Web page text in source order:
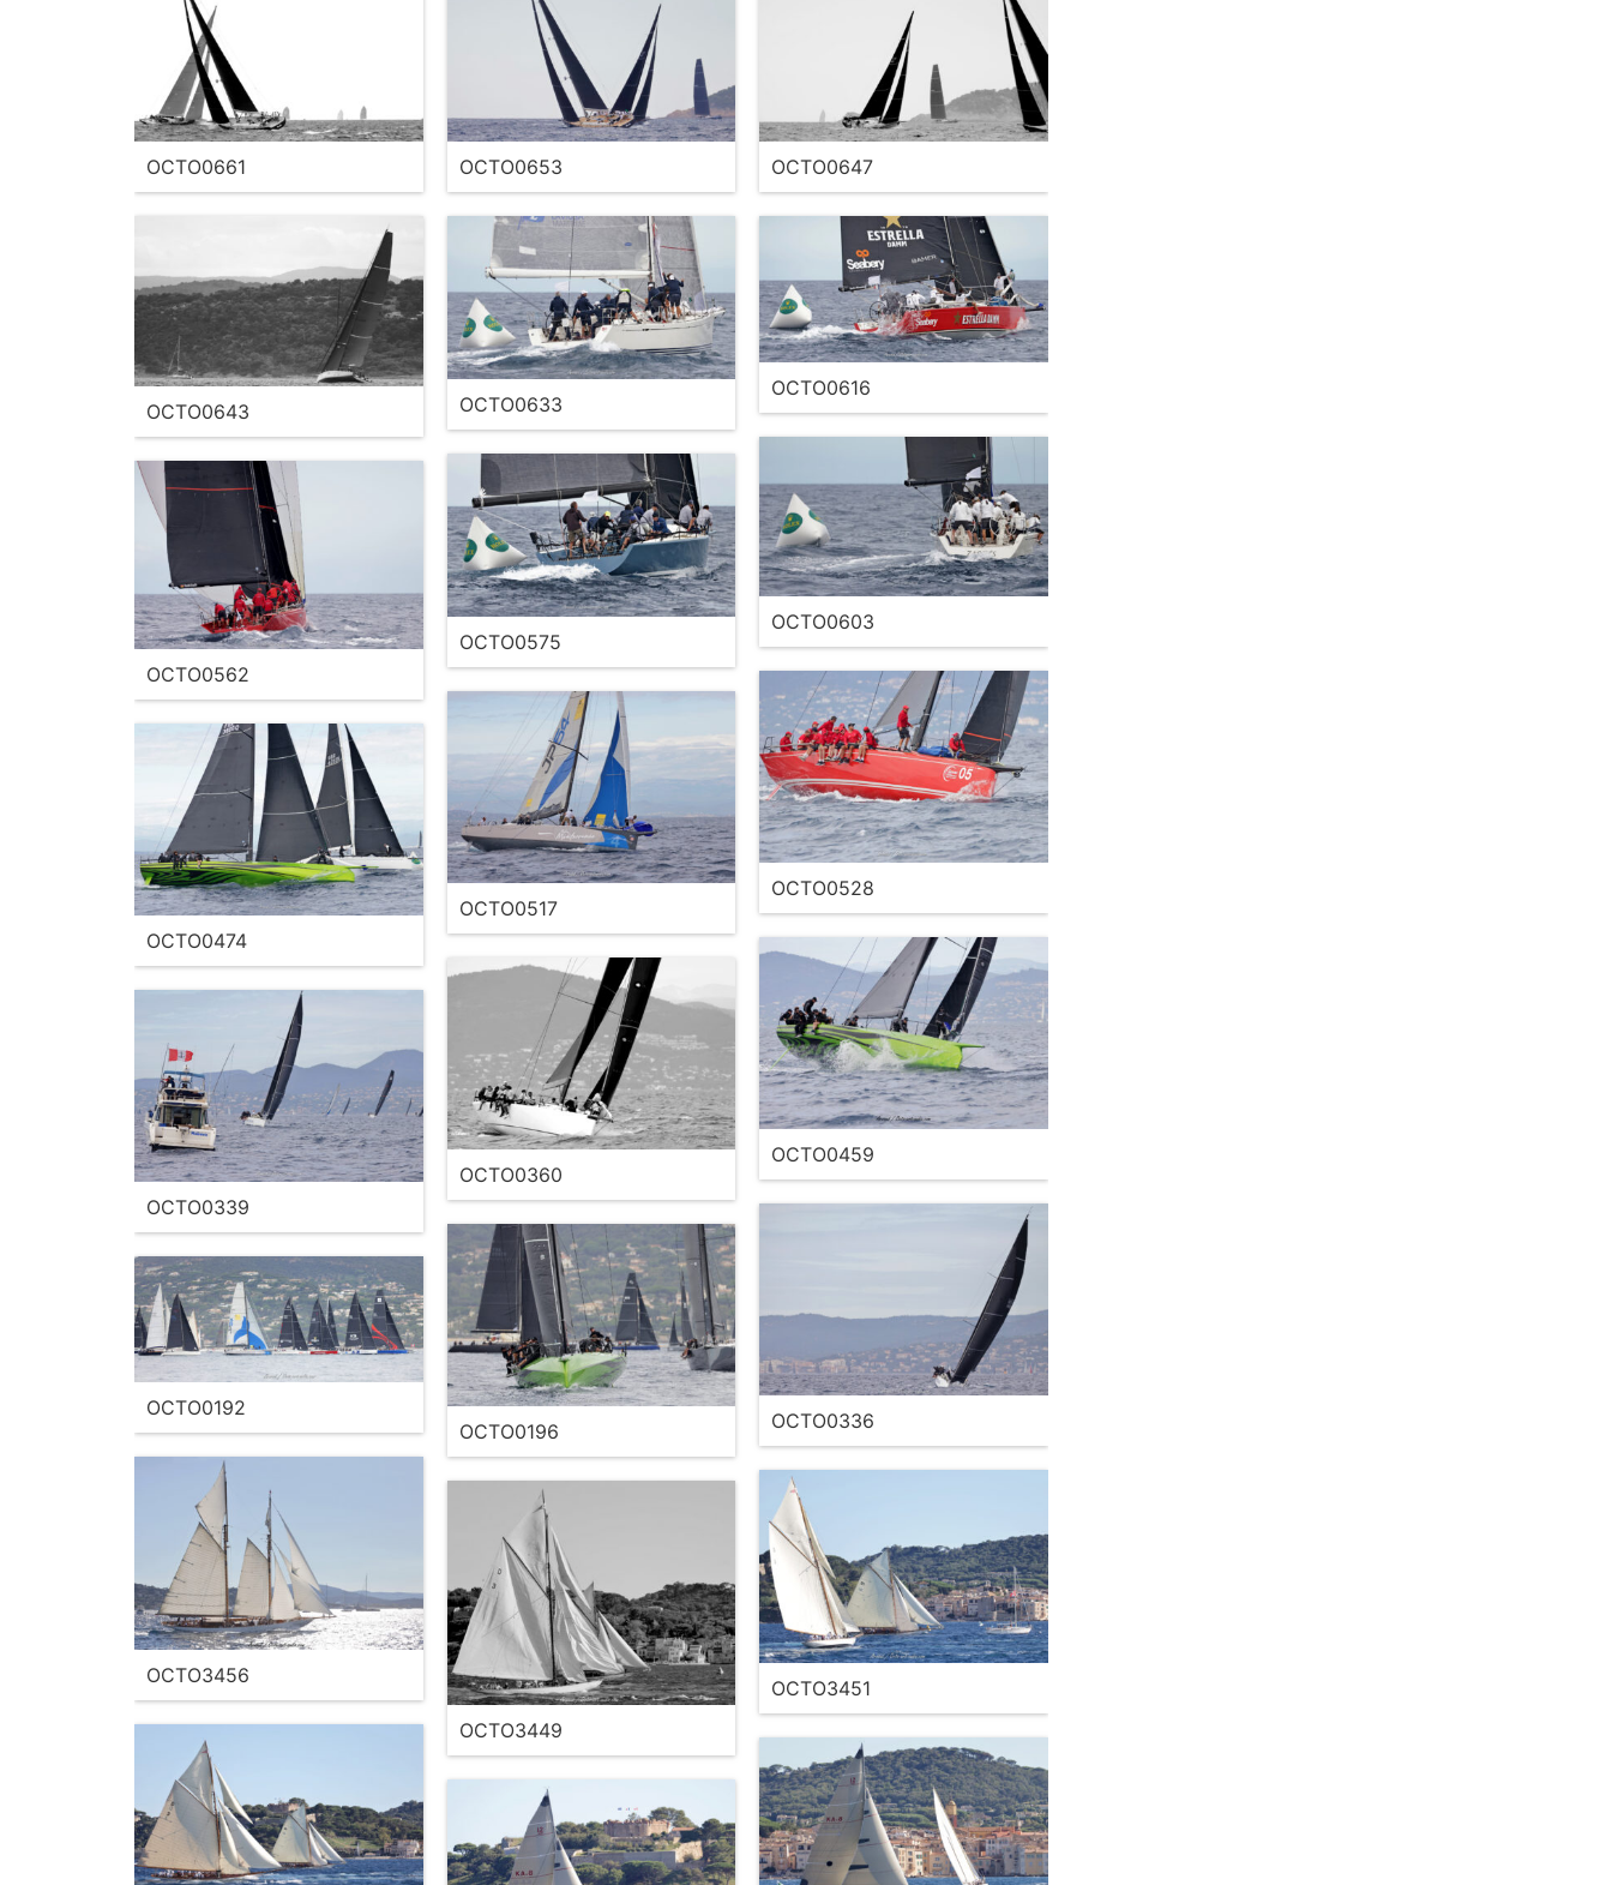
OCTO0661 OCTO0653 OCTO0647
OCTO0643 OCTO0633
OCTO0616
OCTO0603
OCTO0575
OCTO0562
OCTO0528
OCTO0517
OCTO0474
OCTO0459
OCTO0360
OCTO0339
OCTO0336
OCTO0196
OCTO0192
OCTO3456
OCTO3451
OCTO3449